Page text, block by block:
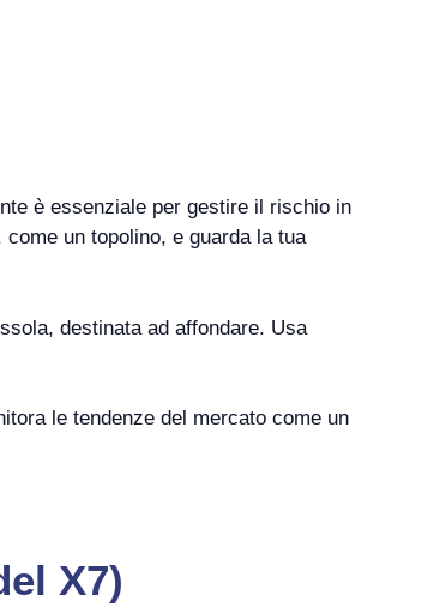
è essenziale per gestire il rischio in
un topolino, e guarda la tua
destinata ad affondare. Usa
le tendenze del mercato come un
X7)